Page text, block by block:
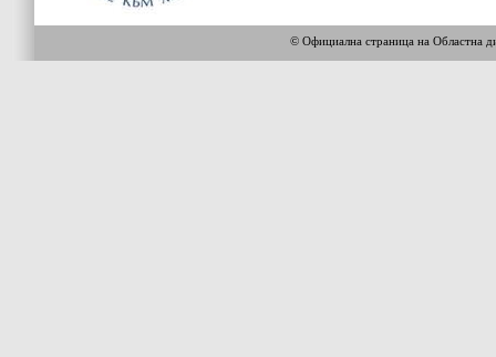
© Официална страница на